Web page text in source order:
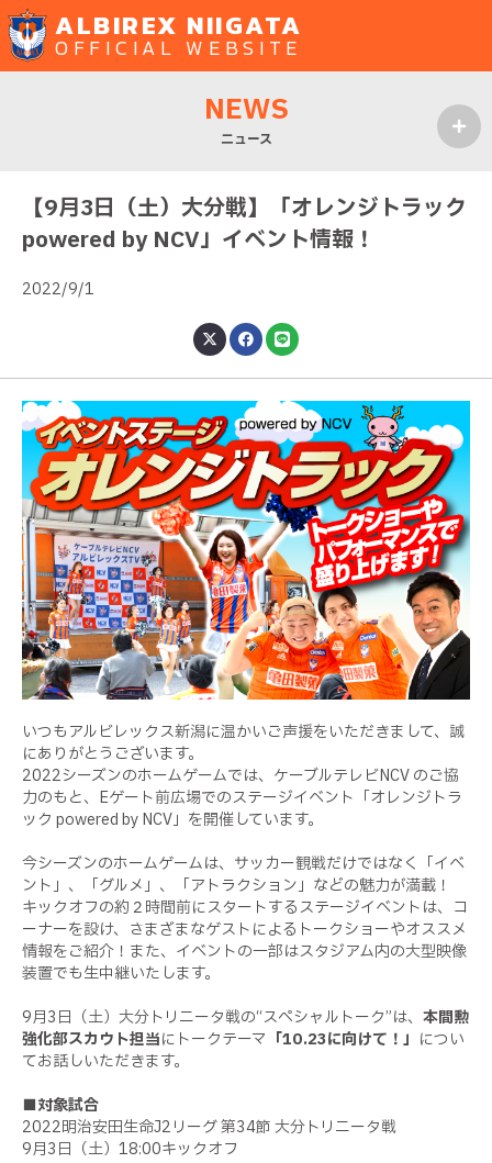
ALBIREX NIIGATA
OFFICIAL WEBSITE
NEWS
ニュース
【9月3日（土）大分戦】「オレンジトラック
powered by NCV」イベント情報！
2022/9/1
いつもアルビレックス新潟に温かいご声援をいただきまして、誠
にありがとうございます。
2022シーズンのホームゲームでは、ケーブルテレビNCV のご協
力のもと、Eゲート前広場でのステージイベント「オレンジトラ
ック powered by NCV」を開催しています。
今シーズンのホームゲームは、サッカー観戦だけではなく「イベ
ント」、「グルメ」、「アトラクション」などの魅力が満載！
キックオフの約２時間前にスタートするステージイベントは、コ
ーナーを設け、さまざまなゲストによるトークショーやオススメ
情報をご紹介！また、イベントの一部はスタジアム内の大型映像
装置でも生中継いたします。
9月3日（土）大分トリニータ戦の“スペシャルトーク”は、 本間勲
強化部スカウト担当にトークテーマ 「10.23に向けて！」 につい
てお話しいただきます。
■対象試合
2022明治安田生命J2リーグ 第34節 大分トリニータ戦
9月3日（土）18:00キックオフ